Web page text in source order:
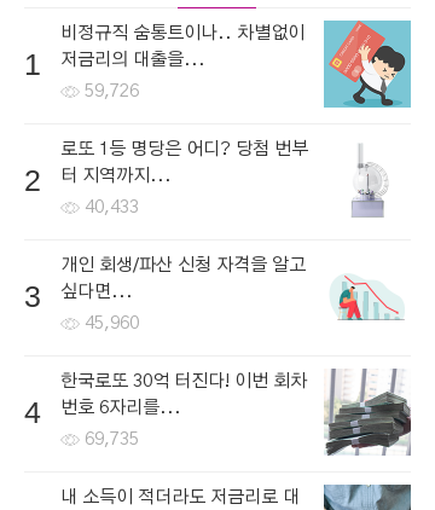
1
비정규직 숨통트이나.. 차별없이
저금리의 대출을...
59,726
2
로또 1등 명당은 어디? 당첨 번부
터 지역까지...
40,433
3
개인 회생/파산 신청 자격을 알고
싶다면...
45,960
4
한국로또 30억 터진다! 이번 회차
번호 6자리를...
69,735
내 소득이 적더라도 저금리로 대